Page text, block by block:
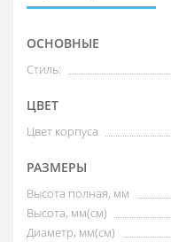
ОСНОВНЫЕ
Стиль:
ЦВЕТ
Цвет корпуса
РАЗМЕРЫ
Высота полная, мм
Высота, мм(см)
Диаметр, мм(см)